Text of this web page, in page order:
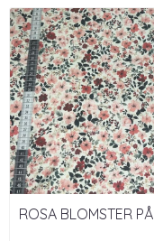
ROSA BLOMSTER PÅ